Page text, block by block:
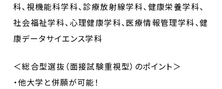
科、視機能科学科、診療放射線学科、健康栄養学科、
社会福祉学科、心理健康学科、医療情報管理学科、健
康データサイエンス学科
＜総合型選抜（面接試験重視型）のポイント＞
・他大学と併願が可能！